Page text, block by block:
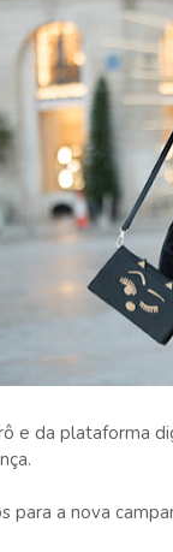
e da plataforma
para a nova